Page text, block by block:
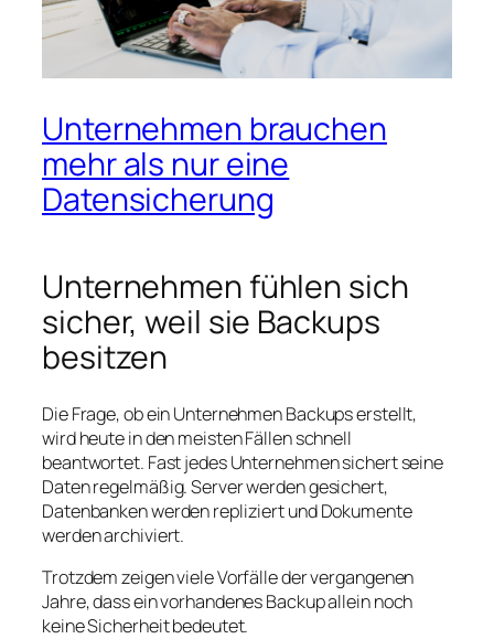
Unternehmen brauchen
mehr als nur eine
Datensicherung
Unternehmen fühlen sich
sicher, weil sie Backups
besitzen
Die Frage, ob ein Unternehmen Backups erstellt,
wird heute in den meisten Fällen schnell
beantwortet. Fast jedes Unternehmen sichert seine
Daten regelmäßig. Server werden gesichert,
Datenbanken werden repliziert und Dokumente
werden archiviert.
Trotzdem zeigen viele Vorfälle der vergangenen
Jahre, dass ein vorhandenes Backup allein noch
keine Sicherheit bedeutet.